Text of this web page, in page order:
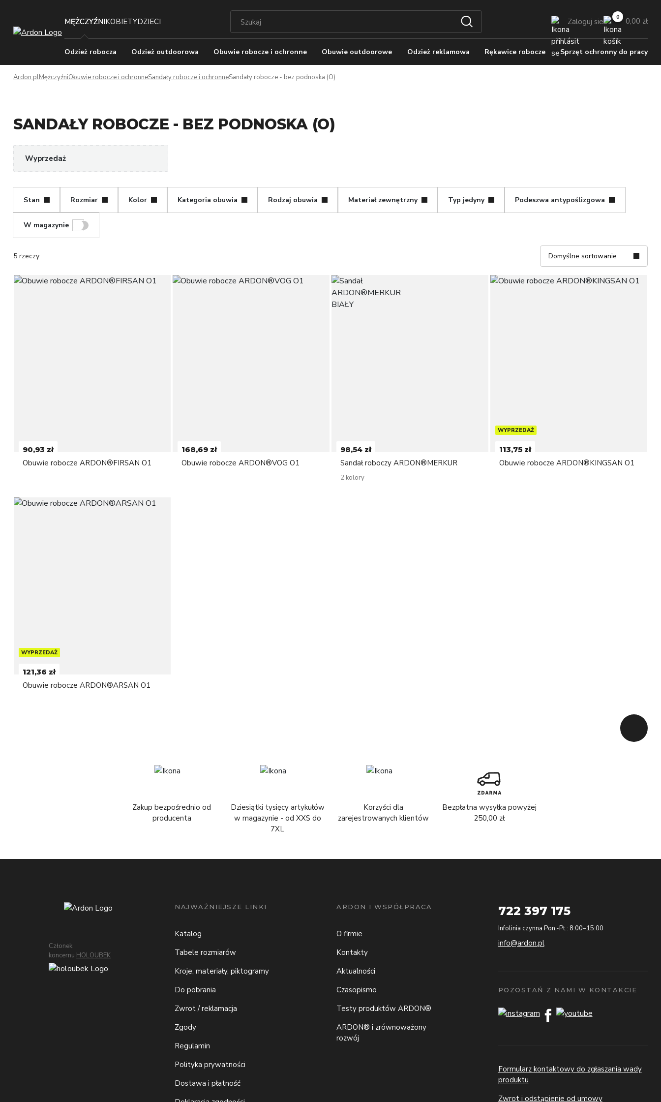
MĘŻCZYŹNIKOBIETYDZIECI Zaloguj sie 0,00 zł
Odzież robocza Odzież outdoorowa Obuwie robocze i ochronne Obuwie outdoorowe Odzież reklamowa Rękawice robocze Sprzęt ochronny do pracy
Ardon.plMężczyźniObuwie robocze i ochronneSandały robocze i ochronneSandały robocze - bez podnoska (O)
SANDAŁY ROBOCZE - BEZ PODNOSKA (O)
Wyprzedaż
Stan Rozmiar Kolor Kategoria obuwia Rodzaj obuwia Materiał zewnętrzny Typ jedyny Podeszwa antypoślizgowa
W magazynie
5 rzeczy Domyślne sortowanie
90,93 zł
Obuwie robocze ARDON®FIRSAN O1
168,69 zł
Obuwie robocze ARDON®VOG O1
98,54 zł
Sandał roboczy ARDON®MERKUR
2 kolory
WYPRZEDAŻ
113,75 zł
Obuwie robocze ARDON®KINGSAN O1
WYPRZEDAŻ
121,36 zł
Obuwie robocze ARDON®ARSAN O1
Powrót
Zakup bezpośrednio od
producenta
Dziesiątki tysięcy artykułów
w magazynie - od XXS do
7XL
Korzyści dla
zarejestrowanych klientów
Bezpłatna wysyłka powyżej
250,00 zł
Członek
koncernu HOLOUBEK
NAJWAŻNIEJSZE LINKI
Katalog
Tabele rozmiarów
Kroje, materiały, piktogramy
Do pobrania
Zwrot / reklamacja
Zgody
Regulamin
Polityka prywatności
Dostawa i płatność
ARDON I WSPÓŁPRACA
O firmie
Kontakty
Aktualności
Czasopismo
Testy produktów ARDON®
ARDON® i zrównoważony
rozwój
722 397 175
Infolinia czynna Pon.-Pt.: 8:00–15:00
info@ardon.pl
POZOSTAŃ Z NAMI W KONTAKCIE
Formularz kontaktowy do zgłaszania wady
produktu
Zwrot i odstąpienie od umowy